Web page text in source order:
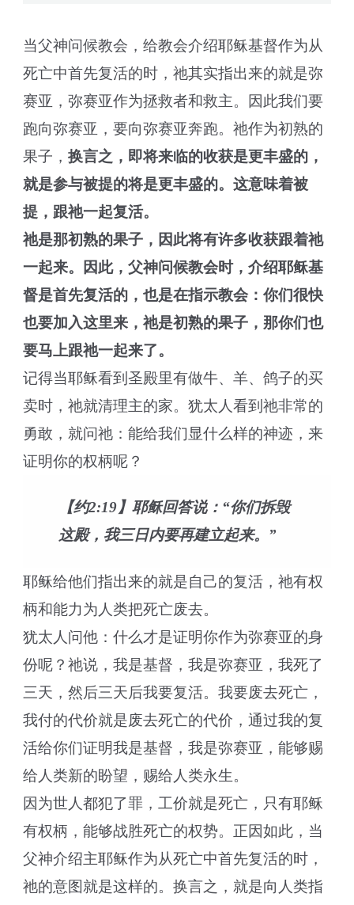
当父神问候教会，给教会介绍耶稣基督作为从
死亡中首先复活的时，祂其实指出来的就是弥
赛亚，弥赛亚作为拯救者和救主。因此我们要
跑向弥赛亚，要向弥赛亚奔跑。祂作为初熟的
果子，换言之，即将来临的收获是更丰盛的，
就是参与被提的将是更丰盛的。这意味着被
提，跟祂一起复活。
祂是那初熟的果子，因此将有许多收获跟着祂
一起来。因此，父神问候教会时，介绍耶稣基
督是首先复活的，也是在指示教会：你们很快
也要加入这里来，祂是初熟的果子，那你们也
要马上跟祂一起来了。
记得当耶稣看到圣殿里有做牛、羊、鸽子的买
卖时，祂就清理主的家。犹太人看到祂非常的
勇敢，就问祂：能给我们显什么样的神迹，来
证明你的权柄呢？
【约2:19】耶稣回答说：“你们拆毁
这殿，我三日内要再建立起来。”
耶稣给他们指出来的就是自己的复活，祂有权
柄和能力为人类把死亡废去。
犹太人问他：什么才是证明你作为弥赛亚的身
份呢？祂说，我是基督，我是弥赛亚，我死了
三天，然后三天后我要复活。我要废去死亡，
我付的代价就是废去死亡的代价，通过我的复
活给你们证明我是基督，我是弥赛亚，能够赐
给人类新的盼望，赐给人类永生。
因为世人都犯了罪，工价就是死亡，只有耶稣
有权柄，能够战胜死亡的权势。正因如此，当
父神介绍主耶稣作为从死亡中首先复活的时，
祂的意图就是这样的。换言之，就是向人类指